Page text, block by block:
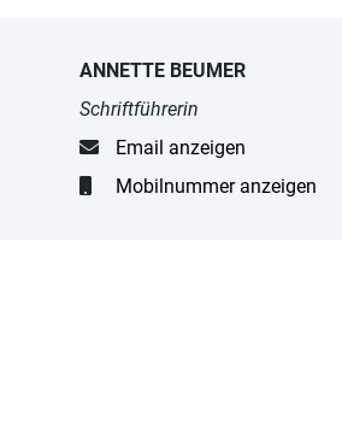
ANNETTE BEUMER
Schriftführerin
Email anzeigen
Mobilnummer anzeigen